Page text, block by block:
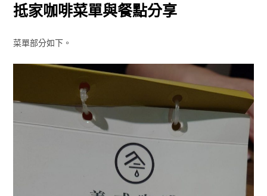
抵家咖啡菜單與餐點分享
菜單部分如下。